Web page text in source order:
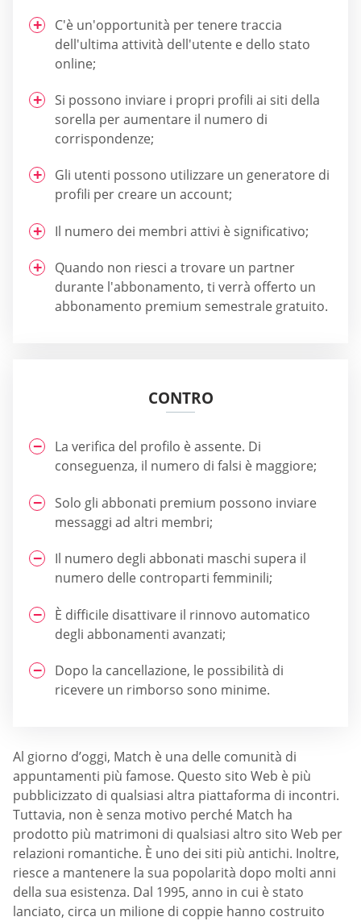
C'è un'opportunità per tenere traccia
dell'ultima attività dell'utente e dello stato
online;
Si possono inviare i propri profili ai siti della
sorella per aumentare il numero di
corrispondenze;
Gli utenti possono utilizzare un generatore di
profili per creare un account;
Il numero dei membri attivi è significativo;
Quando non riesci a trovare un partner
durante l'abbonamento, ti verrà offerto un
abbonamento premium semestrale gratuito.
CONTRO
La verifica del profilo è assente. Di
conseguenza, il numero di falsi è maggiore;
Solo gli abbonati premium possono inviare
messaggi ad altri membri;
Il numero degli abbonati maschi supera il
numero delle controparti femminili;
È difficile disattivare il rinnovo automatico
degli abbonamenti avanzati;
Dopo la cancellazione, le possibilità di
ricevere un rimborso sono minime.
Al giorno d’oggi, Match è una delle comunità di
appuntamenti più famose. Questo sito Web è più
pubblicizzato di qualsiasi altra piattaforma di incontri.
Tuttavia, non è senza motivo perché Match ha
prodotto più matrimoni di qualsiasi altro sito Web per
relazioni romantiche. È uno dei siti più antichi. Inoltre,
riesce a mantenere la sua popolarità dopo molti anni
della sua esistenza. Dal 1995, anno in cui è stato
lanciato, circa un milione di coppie hanno costruito